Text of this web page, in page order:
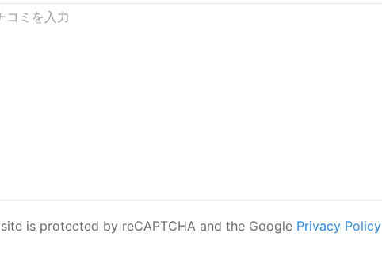
is protected by reCAPTCHA and the Google Privacy Policy